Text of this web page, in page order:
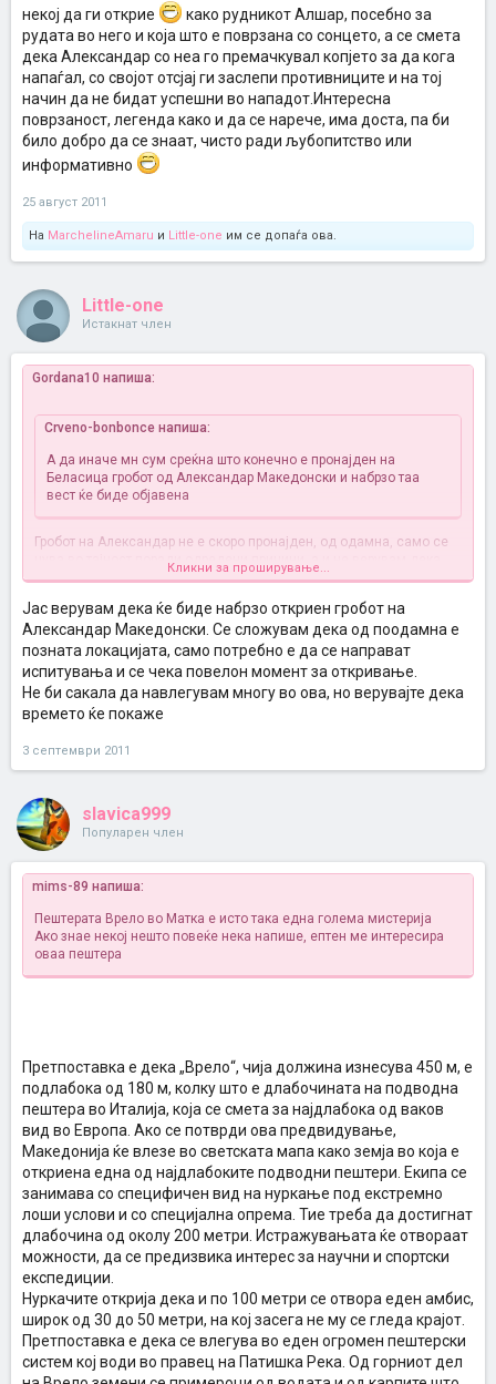
некој да ги открие
како рудникот Алшар, посебно за
рудата во него и која што е поврзана со сонцето, а се смета
дека Александар со неа го премачкувал копјето за да кога
напаѓал, со својот отсјај ги заслепи противниците и на тој
начин да не бидат успешни во нападот.Интересна
поврзаност, легенда како и да се нарече, има доста, па би
било добро да се знаат, чисто ради љубопитство или
информативно
25 август 2011
На MarchelineAmaru и Little-one им се допаѓа ова.
Little-one
Истакнат член
Gordana10 напиша:
Crveno-bonbonce напиша:
А да иначе мн сум среќна што конечно е пронајден на
Беласица гробот од Александар Македонски и набрзо таа
вест ќе биде објавена
Гробот на Александар не е скоро пронајден, од одамна, само се
чува во тајност поради одредени причини, а и не верувам дека
некогаш ќе биде објавено дека е пронајден, работава ко божем
објават, можам да замислам каков хаос ќе настане
Македонија е убава земја и многу мистерии крие, само треба
некој да ги откриекако рудникот Алшар, посебно за рудата во
него и која што е поврзана со сонцето, а се смета дека
Александар со неа го премачкувал копјето за да кога напаѓал, со
својот отсјај ги заслепи противниците и на тој начин да не бидат
успешни во нападот.Интересна поврзаност, легенда како и да се
љубопитство или информативно
Кликни за проширување...
Јас верувам дека ќе биде набрзо откриен гробот на
Александар Македонски. Се сложувам дека од поодамна е
позната локацијата, само потребно е да се направат
испитувања и се чека повелон момент за откривање.
Не би сакала да навлегувам многу во ова, но верувајте дека
времето ќе покаже
3 септември 2011
slavica999
Популарен член
mims-89 напиша:
Пештерата Врело во Матка е исто така една голема мистерија
Ако знае некој нешто повеќе нека напише, ептен ме интересира
оваа пештера
Претпоставка е дека „Врело“, чија должина изнесува 450 м, е
подлабока од 180 м, колку што е длабочината на подводна
пештера во Италија, која се смета за најдлабока од ваков
вид во Европа. Ако се потврди ова предвидување,
Македонија ќе влезе во светската мапа како земја во која е
откриена една од најдлабоките подводни пештери. Екипа се
занимава со специфичен вид на нуркање под екстремно
лоши услови и со специјална опрема. Тие треба да достигнат
длабочина од околу 200 метри. Истражувањата ќе отвораат
можности, да се предизвика интерес за научни и спортски
експедиции.
Нуркачите открија дека и по 100 метри се отвора еден амбис,
широк од 30 до 50 метри, на кој засега не му се гледа крајот.
Претпоставка е дека се влегува во еден огромен пештерски
систем кој води во правец на Патишка Река. Од горниот дел